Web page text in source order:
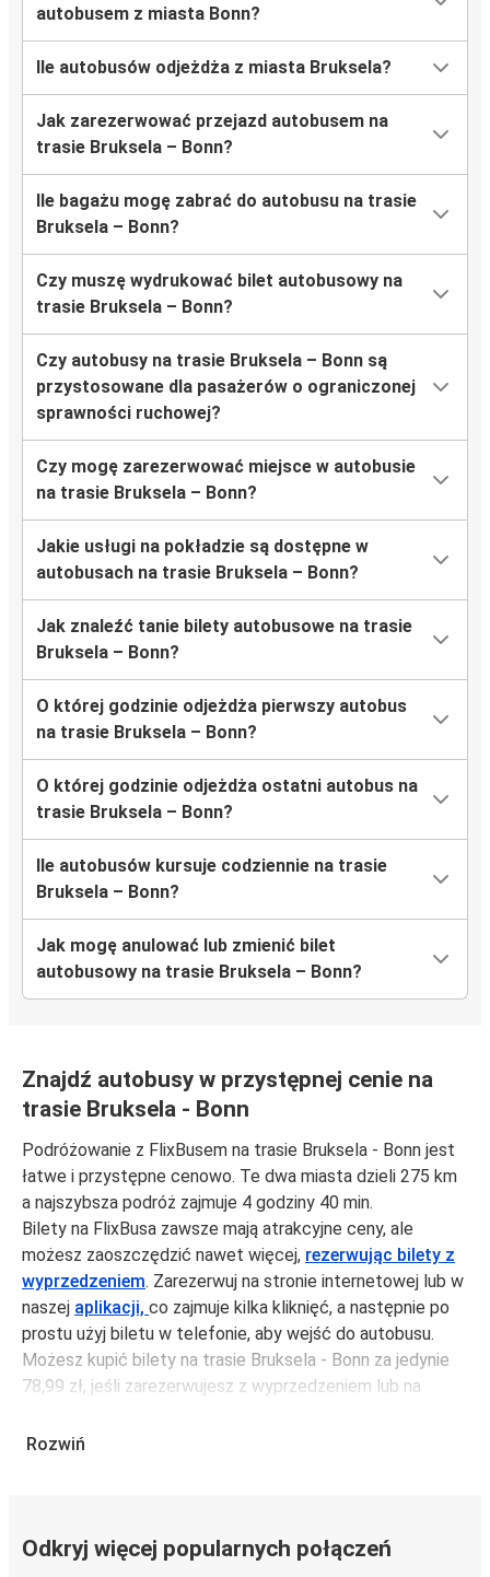
autobusem z miasta Bonn?
Ile autobusów odjeżdża z miasta Bruksela?
Jak zarezerwować przejazd autobusem na
trasie Bruksela – Bonn?
Ile bagażu mogę zabrać do autobusu na trasie
Bruksela – Bonn?
Czy muszę wydrukować bilet autobusowy na
trasie Bruksela – Bonn?
Czy autobusy na trasie Bruksela – Bonn są
przystosowane dla pasażerów o ograniczonej
sprawności ruchowej?
Czy mogę zarezerwować miejsce w autobusie
na trasie Bruksela – Bonn?
Jakie usługi na pokładzie są dostępne w
autobusach na trasie Bruksela – Bonn?
Jak znaleźć tanie bilety autobusowe na trasie
Bruksela – Bonn?
O której godzinie odjeżdża pierwszy autobus
na trasie Bruksela – Bonn?
O której godzinie odjeżdża ostatni autobus na
trasie Bruksela – Bonn?
Ile autobusów kursuje codziennie na trasie
Bruksela – Bonn?
Jak mogę anulować lub zmienić bilet
autobusowy na trasie Bruksela – Bonn?
Znajdź autobusy w przystępnej cenie na
trasie Bruksela - Bonn
Podróżowanie z FlixBusem na trasie Bruksela - Bonn jest
łatwe i przystępne cenowo. Te dwa miasta dzieli 275 km
a najszybsza podróż zajmuje 4 godziny 40 min.
Bilety na FlixBusa zawsze mają atrakcyjne ceny, ale
możesz zaoszczędzić nawet więcej, rezerwując bilety z
wyprzedzeniem. Zarezerwuj na stronie internetowej lub w
naszej aplikacji, co zajmuje kilka kliknięć, a następnie po
prostu użyj biletu w telefonie, aby wejść do autobusu.
Możesz kupić bilety na trasie Bruksela - Bonn za jedynie
78,99 zł, jeśli zarezerwujesz z wyprzedzeniem lub na
szybko, łatwo i zadbać o zmniejszanie śladu węglowego,
Trasa Bruksela - Bonn jest łatwa i wygodna z FlixBusem,
Rozwiń
Odkryj więcej popularnych połączeń